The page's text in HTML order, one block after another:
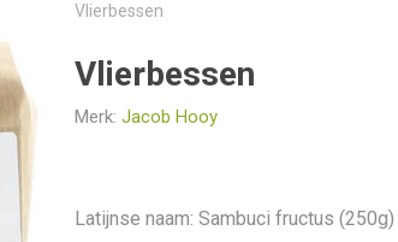
Vlierbessen
Vlierbessen
Merk: Jacob Hooy
Latijnse naam: Sambuci fructus (250g)